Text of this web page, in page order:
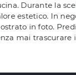
Durante la
estetico. In
in foto.
mai trascurare